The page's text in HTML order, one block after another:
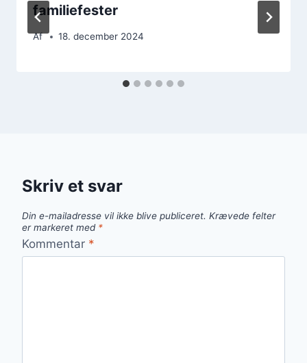
familiefester
Af 18. december 2024
Skriv et svar
Din e-mailadresse vil ikke blive publiceret. Krævede felter
er markeret med *
Kommentar *